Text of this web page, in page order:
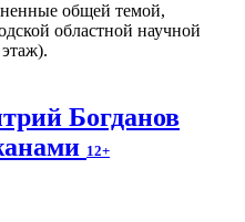
общей темой,
областной научной
Богданов
12+